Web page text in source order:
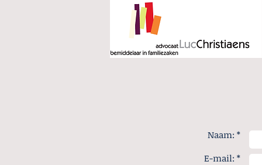
Naam: *
E-mail: *